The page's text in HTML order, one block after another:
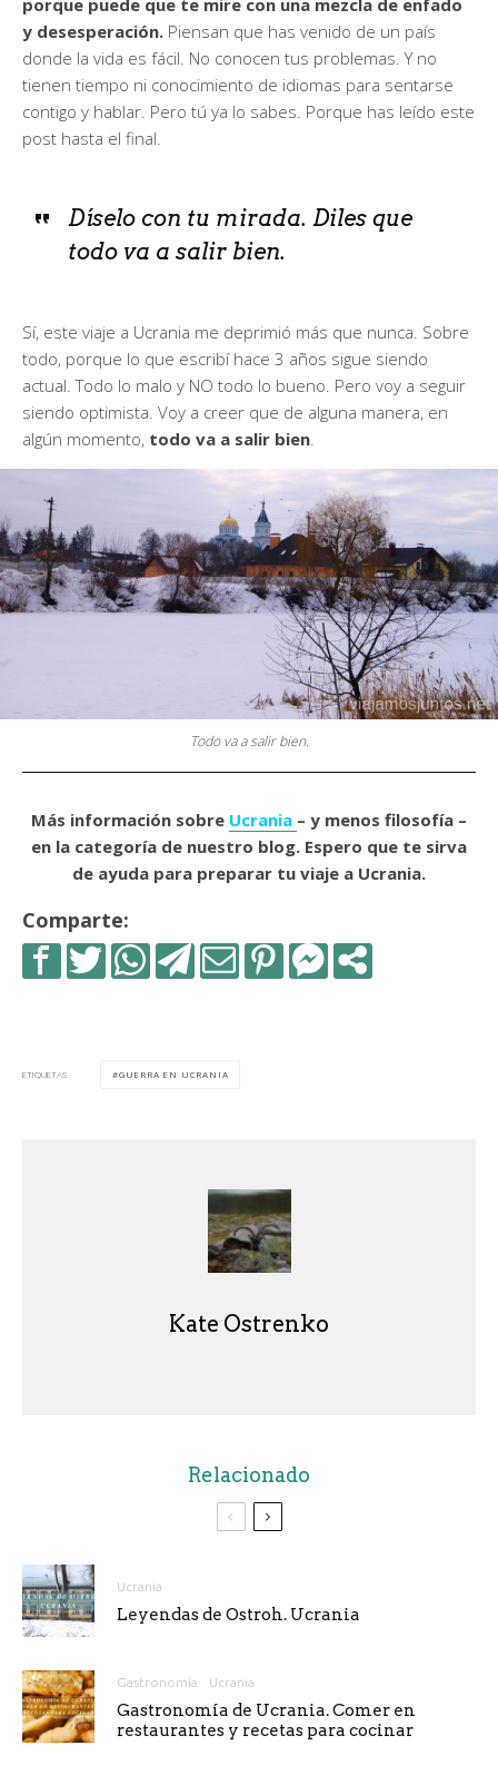
y desesperación. Piensan que has venido de un país
donde la vida es fácil. No conocen tus problemas. Y no
tienen tiempo ni conocimiento de idiomas para sentarse
contigo y hablar. Pero tú ya lo sabes. Porque has leído este
post hasta el final.
Díselo con tu mirada. Diles que
todo va a salir bien.
Sí, este viaje a Ucrania me deprimió más que nunca. Sobre
todo, porque lo que escribí hace 3 años sigue siendo
actual. Todo lo malo y NO todo lo bueno. Pero voy a seguir
siendo optimista. Voy a creer que de alguna manera, en
algún momento, todo va a salir bien
Todo va a salir bien.
Más información sobre Ucrania – y menos filosofía –
en la categoría de nuestro blog. Espero que te sirva
de ayuda para preparar tu viaje a Ucrania.
Comparte:
ETIQUETAS GUERRA EN UCRANIA
Kate Ostrenko
Relacionado
Ucrania
Leyendas de Ostroh. Ucrania
Gastronomía Ucrania
Gastronomía de Ucrania. Comer en
restaurantes y recetas para cocinar